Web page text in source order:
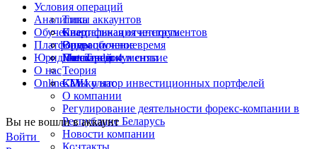
Условия операций
Типы аккаунтов
Спецификация инструментов
Операционное время
Пополнение и снятие
Аналитика
Квартальная отчетность
Обучение
Видеообучение
Глоссарий
Теория
Калькулятор инвестиционных портфелей
Платформы
MetaTrader 4
Юридические документы
О нас
СМИ о нас
О компании
Регулирование деятельности форекс-компании в
Республике Беларусь
Новости компании
Контакты
Online-TV
Вы не вошли в аккаунт
Войти